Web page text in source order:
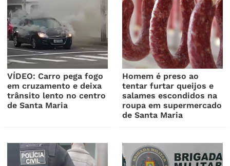
VÍDEO: Carro pega fogo
em cruzamento e deixa
trânsito lento no centro
de Santa Maria
Homem é preso ao
tentar furtar queijos e
salames escondidos na
roupa em supermercado
de Santa Maria